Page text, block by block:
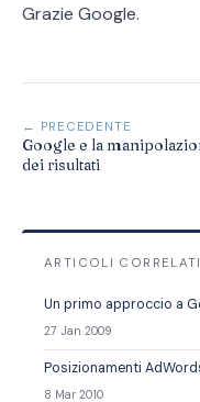
Grazie Google.
← PRECEDENTE
Google e la
dei risultati
ARTICOLI CORRELATI
Un primo approccio a
27 Jan 2009
Posizionamenti
8 Mar 2010